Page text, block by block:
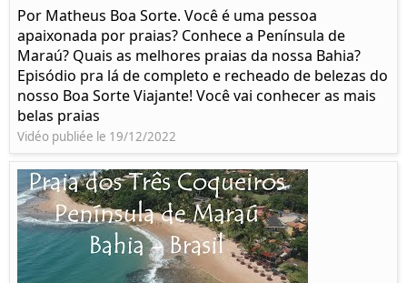
Por Matheus Boa Sorte. Você é uma pessoa
apaixonada por praias? Conhece a Península de
Maraú? Quais as melhores praias da nossa Bahia?
Episódio pra lá de completo e recheado de belezas do
nosso Boa Sorte Viajante! Você vai conhecer as mais
belas praias
Vidéo publiée le 19/12/2022